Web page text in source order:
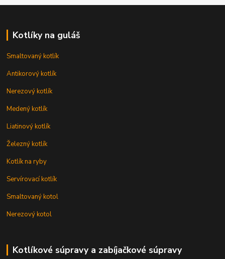
Kotlíky na guláš
Smaltovaný kotlík
Antikorový kotlík
Nerezový kotlík
Medený kotlík
Liatinový kotlík
Železný kotlík
Kotlík na ryby
Servírovací kotlík
Smaltovaný kotol
Nerezový kotol
Kotlíkové súpravy a zabíjačkové súpravy